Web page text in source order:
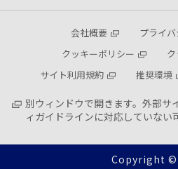
会社概要
プライ
クッキーポリシー
サイト利用規約
推奨環境
別ウィンドウで開きます。外部サ
ィガイドラインに対応していない
Copyright ©